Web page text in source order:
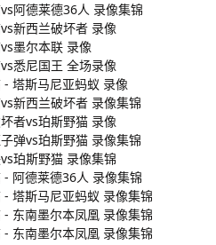
阿德莱德36人 录像集锦
新西兰破坏者 录像
墨尔本联 录像
悉尼国王 全场录像
塔斯马尼亚蚂蚁 录像
新西兰破坏者 录像集锦
者vs珀斯野猫 录像
弹vs珀斯野猫 录像集锦
珀斯野猫 录像集锦
阿德莱德36人 录像集锦
塔斯马尼亚蚂蚁 录像集锦
东南墨尔本凤凰 录像集锦
东南墨尔本凤凰 录像集锦